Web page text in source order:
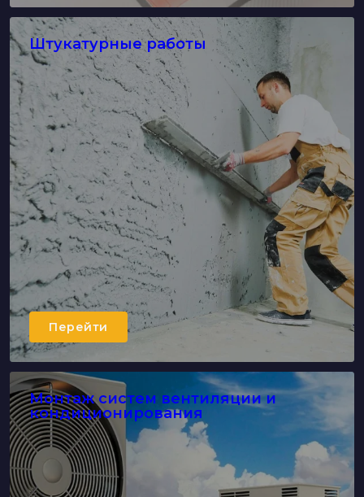
Штукатурные работы
Перейти
Mонтаж систем вентиляции и
кондиционирования